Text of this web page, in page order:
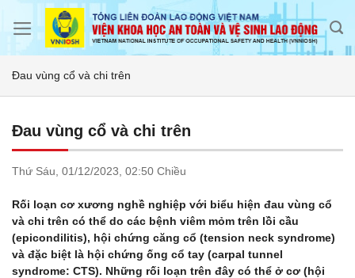
Đau vùng cổ và chi trên
Đau vùng cổ và chi trên
Thứ Sáu, 01/12/2023, 02:50 Chiều
Rối loạn cơ xương nghề nghiệp với biểu hiện đau vùng cổ
và chi trên có thể do các bệnh viêm mỏm trên lồi cầu
(epicondilitis), hội chứng căng cổ (tension neck syndrome)
và đặc biệt là hội chứng ống cổ tay (carpal tunnel
syndrome: CTS). Những rối loạn trên đây có thể ở cơ (hội